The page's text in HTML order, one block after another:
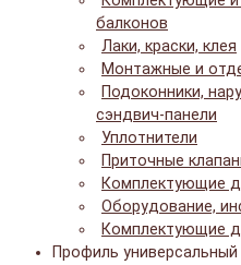
балконов
Лаки, краски, клея
Монтажные и
Подоконники,
сэндвич-панели
Уплотнители
Приточные
Комплектующие
Оборудование,
Комплектующие
Профиль